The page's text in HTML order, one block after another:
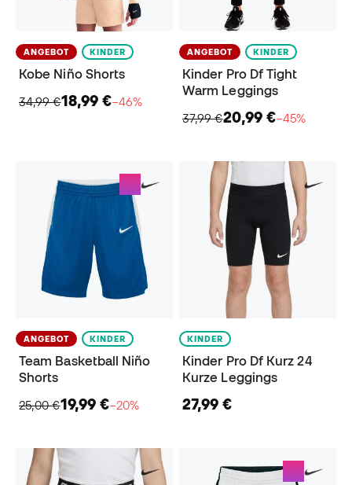
ANGEBOT KINDER
Kobe Niño Shorts
34,99 €18,99 €−46%
ANGEBOT KINDER
Kinder Pro Df Tight
Warm Leggings
37,99 €20,99 €−45%
ANGEBOT KINDER
Team Basketball Niño
Shorts
25,00 €19,99 €−20%
KINDER
Kinder Pro Df Kurz 24
Kurze Leggings
27,99 €